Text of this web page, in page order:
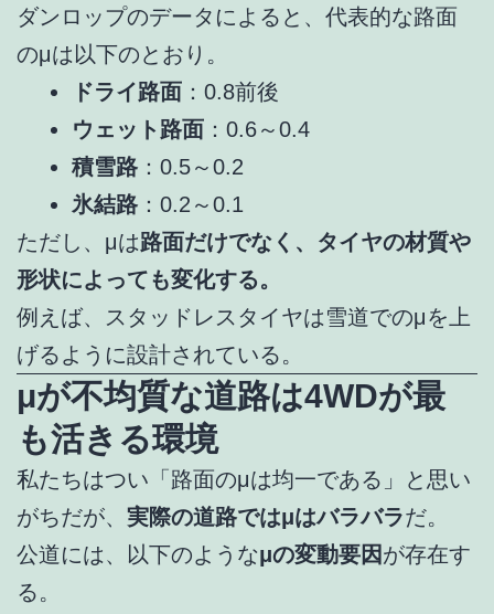
ダンロップのデータによると、代表的な路面
のμは以下のとおり。
ドライ路面 ：0.8前後
ウェット路面 ：0.6～0.4
積雪路 ：0.5～0.2
氷結路 ：0.2～0.1
ただし、μは路面だけでなく、タイヤの材質や
形状によっても変化する。
例えば、スタッドレスタイヤは雪道でのμを上
げるように設計されている。
μが不均質な道路は4WDが最
も活きる環境
私たちはつい「路面のμは均一である」と思い
がちだが、 実際の道路ではμはバラバラだ。
公道には、以下のようなμの変動要因が存在す
る。